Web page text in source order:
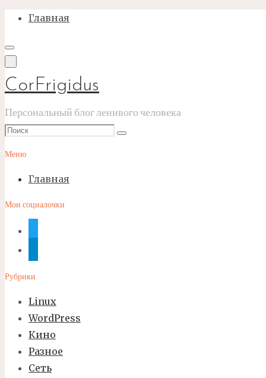
Перейти
содержимому
Главная
CorFrigidus
Персональный блог ленивого человека
Что
Поиск
Меню
Главная
Мои социалочки
Рубрики
Linux
WordPress
Кино
Разное
Сеть